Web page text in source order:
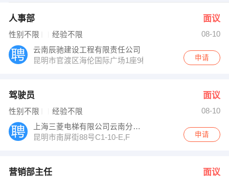
【玉溪市艺海装饰设计有限公司 】 强势入驻
人事部 面议
性别不限 经验不限
08-10
云南辰驰建设工程有限责任公司
昆明市官渡区海伦国际广场1座9楼
申请
驾驶员 面议
性别不限 经验不限
08-10
上海三菱电梯有限公司云南分公司
昆明市南屏街88号C1-10-E,F
申请
营销部主任 面议